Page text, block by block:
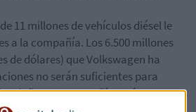
11 millones de vehículos diésel le
a la compañía. Los 6.500 millones
de dólares) que Volkswagen ha
no serán suficientes para
daños. La compañía está